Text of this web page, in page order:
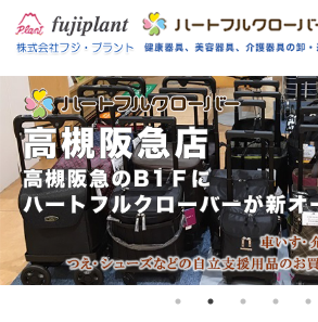
介護用品
美容・その他
フィットネス